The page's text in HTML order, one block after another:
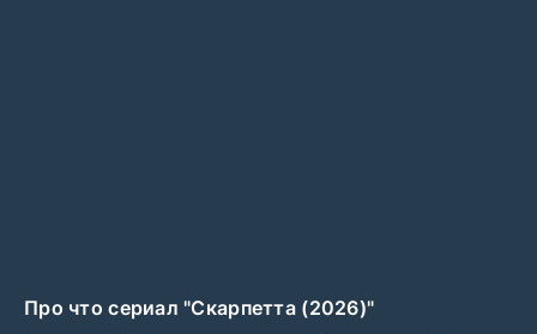
Про что сериал "Скарпетта (2026)"